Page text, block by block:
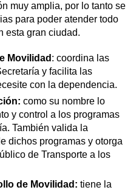
muy amplia, por lo tanto se
para poder atender todo
esta gran ciudad.
Movilidad : coordina las
y facilita las
con la dependencia.
como su nombre lo
y control a los programas
También valida la
dichos programas y otorga
de Transporte a los
de Movilidad: tiene la